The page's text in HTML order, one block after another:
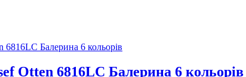
Otten 6816LC Балерина 6 кольорів